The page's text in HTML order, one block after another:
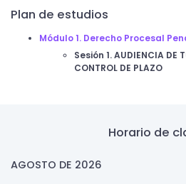
Plan de estudios
Módulo 1. Derecho Procesal
Sesión 1. AUDIENCIA DE
CONTROL DE PLAZO
Horario de
AGOSTO DE 2026